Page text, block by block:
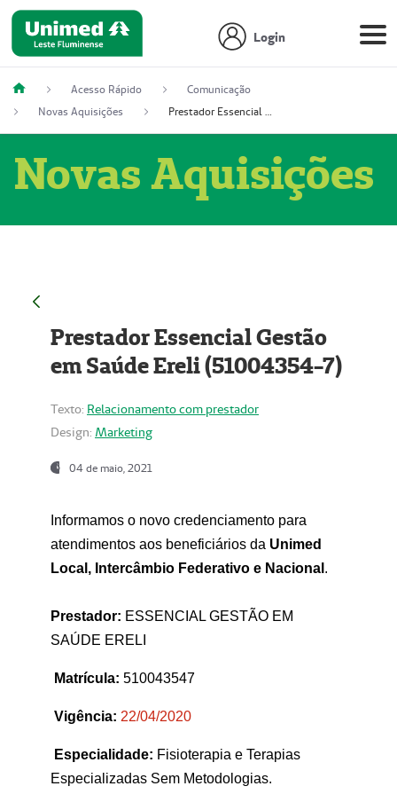
Login
Acesso Rápido
Comunicação
Novas Aquisições
Prestador Essencial Gestão em Saúde Ereli (51004354-7)
Novas Aquisições
Prestador Essencial Gestão
em Saúde Ereli (51004354-7)
Texto: Relacionamento com prestador
Design: Marketing
04 de maio, 2021
Informamos o novo credenciamento para
atendimentos aos beneficiários da Unimed
Local, Intercâmbio Federativo e Nacional .
Prestador: ESSENCIAL GESTÃO EM
SAÚDE ERELI
Matrícula: 510043547
Vigência: 22/04/2020
Especialidade: Fisioterapia e Terapias
Especializadas Sem Metodologias.